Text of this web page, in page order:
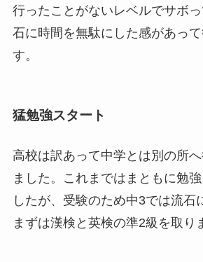
行ったことがないレベルでサボ
石に時間を無駄にした感があっ
す。
猛勉強スタート
高校は訳あって中学とは別の所
ました。これまではまともに勉
したが、受験のため中3では流石
まずは漢検と英検の準2級を取り